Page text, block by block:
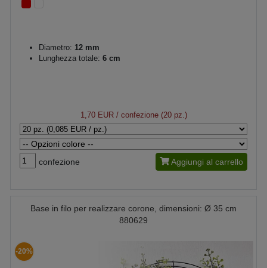
Diametro: 12 mm
Lunghezza totale: 6 cm
1,70 EUR/ confezione (20 pz.)
confezione Aggiungi al carrello
Base in filo per realizzare corone, dimensioni: Ø 35 cm
880629
-20%